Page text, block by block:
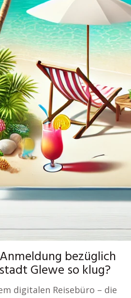
bezüglich
Glewe so klug?
digitalen Reisebüro – die